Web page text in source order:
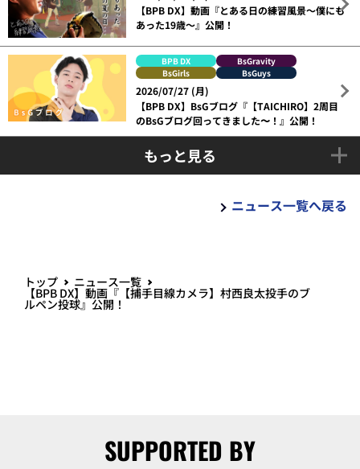
【BPB DX】動画『とある日の練習風景～僕にも
あった19歳～』公開！
BPB DX
BsGravity
BsGirls
BsGuys
2026/07/27 (月)
【BPB DX】BsGブログ『【TAICHIRO】2周目
のBsGブログ回ってきました〜！』公開！
もっと見る
ニュース一覧へ戻る
トップ ニュース一覧
【BPB DX】動画『【捕手目線カメラ】村西良太投手のブ
ルペン投球』公開！
SUPPORTED BY